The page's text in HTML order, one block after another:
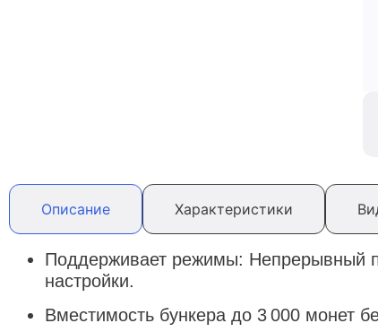
Описание Характеристики
Поддерживает режимы: Непрерывный
настройки.
Вместимость бункера до 3 000 монет